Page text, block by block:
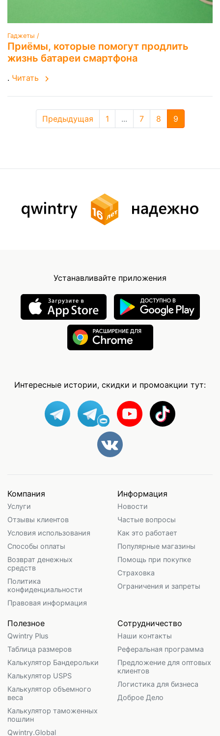
Гаджеты /
Приёмы, которые помогут продлить
жизнь батареи смартфона
. Читать
Предыдущая 1 ... 7 8 9
Устанавливайте приложения
Интересные истории, скидки и промоакции тут:
Компания
Услуги
Отзывы клиентов
Условия использования
Способы оплаты
Возврат денежных
средств
Политика
конфиденциальности
Правовая информация
Информация
Новости
Частые вопросы
Как это работает
Популярные магазины
Помощь при покупке
Страховка
Ограничения и запреты
Полезное
Qwintry Plus
Таблица размеров
Калькулятор Бандерольки
Калькулятор USPS
Калькулятор объемного
веса
Калькулятор таможенных
пошлин
Qwintry.Global
Сотрудничество
Наши контакты
Реферальная программа
Предложение для оптовых
клиентов
Логистика для бизнеса
Доброе Дело